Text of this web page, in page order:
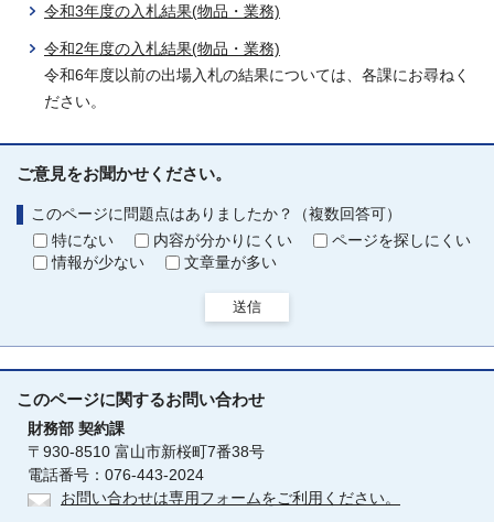
令和3年度の入札結果(物品・業務)
令和2年度の入札結果(物品・業務)
令和6年度以前の出場入札の結果については、各課にお尋ねく
ださい。
ご意見をお聞かせください。
このページに問題点はありましたか？（複数回答可）
特にない
内容が分かりにくい
ページを探しにくい
情報が少ない
文章量が多い
送信
このページに関するお問い合わせ
財務部 契約課
〒930-8510 富山市新桜町7番38号
電話番号：076-443-2024
お問い合わせは専用フォームをご利用ください。